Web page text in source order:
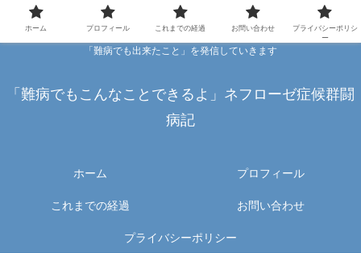
「難病でも出来たこと」を発信していきます
「難病でもこんなことできるよ」ネフローゼ症候群闘
病記
ホーム プロフィール
これまでの経過 お問い合わせ
プライバシーポリシー
ホーム プロフィール これまでの経過 お問い合わせ
プライバシーポリシ
ー